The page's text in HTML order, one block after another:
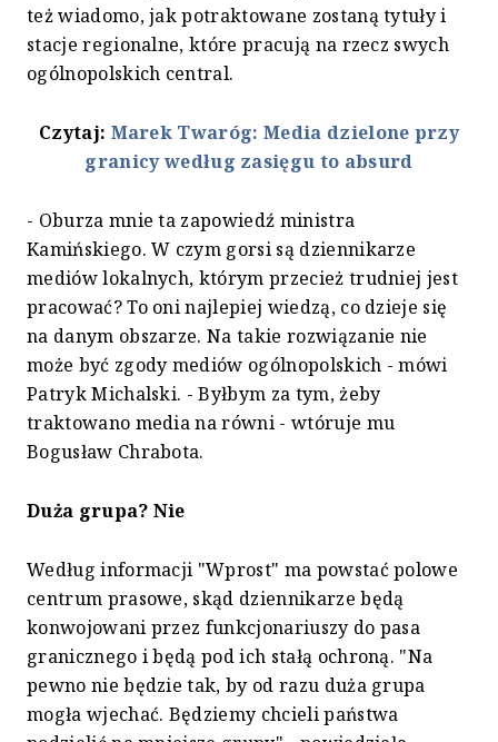
też wiadomo, jak potraktowane zostaną tytuły i
stacje regionalne, które pracują na rzecz swych
ogólnopolskich central.
Czytaj: Marek Twaróg: Media dzielone przy
granicy według zasięgu to absurd
- Oburza mnie ta zapowiedź ministra
Kamińskiego. W czym gorsi są dziennikarze
mediów lokalnych, którym przecież trudniej jest
pracować? To oni najlepiej wiedzą, co dzieje się
na danym obszarze. Na takie rozwiązanie nie
może być zgody mediów ogólnopolskich - mówi
Patryk Michalski. - Byłbym za tym, żeby
traktowano media na równi - wtóruje mu
Bogusław Chrabota.
Duża grupa? Nie
Według informacji "Wprost" ma powstać polowe
centrum prasowe, skąd dziennikarze będą
konwojowani przez funkcjonariuszy do pasa
granicznego i będą pod ich stałą ochroną. "Na
pewno nie będzie tak, by od razu duża grupa
mogła wjechać. Będziemy chcieli państwa